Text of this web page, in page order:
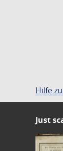
Hilfe
Just